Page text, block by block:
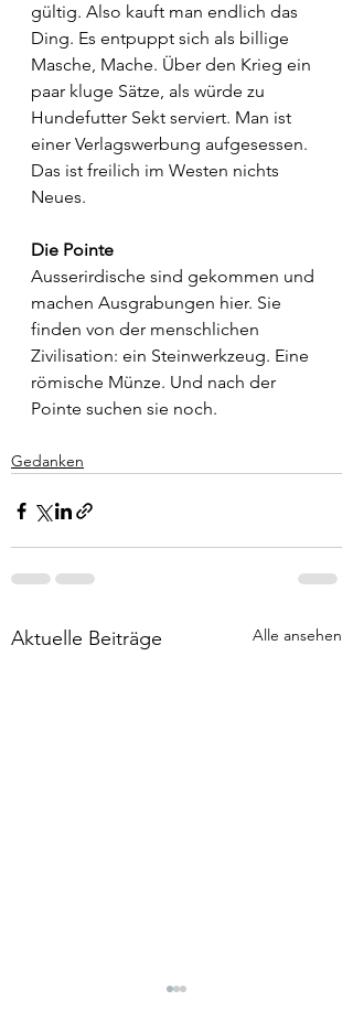
gültig. Also kauft man endlich das
Ding. Es entpuppt sich als billige
Masche, Mache. Über den Krieg ein
paar kluge Sätze, als würde zu
Hundefutter Sekt serviert. Man ist
einer Verlagswerbung aufgesessen.
Das ist freilich im Westen nichts
Neues.
Die Pointe
Ausserirdische sind gekommen und
machen Ausgrabungen hier. Sie
finden von der menschlichen
Zivilisation: ein Steinwerkzeug. Eine
römische Münze. Und nach der
Pointe suchen sie noch.
Gedanken
Aktuelle Beiträge Alle ansehen